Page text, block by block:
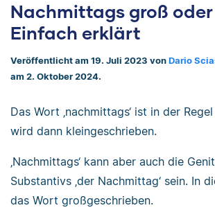
Nachmittags groß
Einfach erklärt
Veröffentlicht am 19. Juli 2023 von Dario
am 2. Oktober 2024.
Das Wort ‚nachmittags‘ ist in der
wird dann kleingeschrieben.
‚Nachmittags‘ kann aber auch die
Substantivs ‚der Nachmittag‘ sein. In
das Wort großgeschrieben.